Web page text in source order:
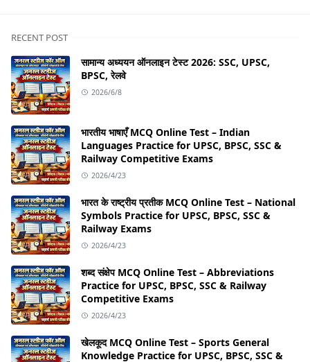
RECENT POST
सामान्य अध्ययन ऑनलाइन टेस्ट 2026: SSC, UPSC,
BPSC, रेलवे
2026/6/8
भारतीय भाषाएँ MCQ Online Test – Indian
Languages Practice for UPSC, BPSC, SSC &
Railway Competitive Exams
2026/4/23
भारत के राष्ट्रीय प्रतीक MCQ Online Test – National
Symbols Practice for UPSC, BPSC, SSC &
Railway Exams
2026/4/23
शब्द संक्षेप MCQ Online Test – Abbreviations
Practice for UPSC, BPSC, SSC & Railway
Competitive Exams
2026/4/23
खेलकूद MCQ Online Test – Sports General
Knowledge Practice for UPSC, BPSC, SSC &